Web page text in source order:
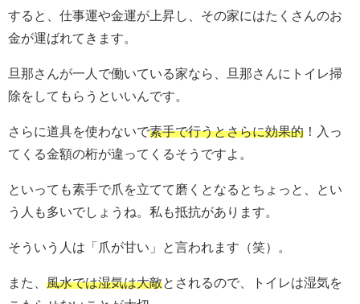
すると、仕事運や金運が上昇し、その家にはたくさんのお
金が運ばれてきます。
旦那さんが一人で働いている家なら、旦那さんにトイレ掃
除をしてもらうといいんです。
さらに道具を使わないで素手で行うとさらに効果的 ！入っ
てくる金額の桁が違ってくるそうですよ。
といっても素手で爪を立てて磨くとなるとちょっと、とい
う人も多いでしょうね。私も抵抗があります。
そういう人は「爪が甘い」と言われます（笑）。
また、 風水では湿気は大敵とされるので、トイレは湿気を